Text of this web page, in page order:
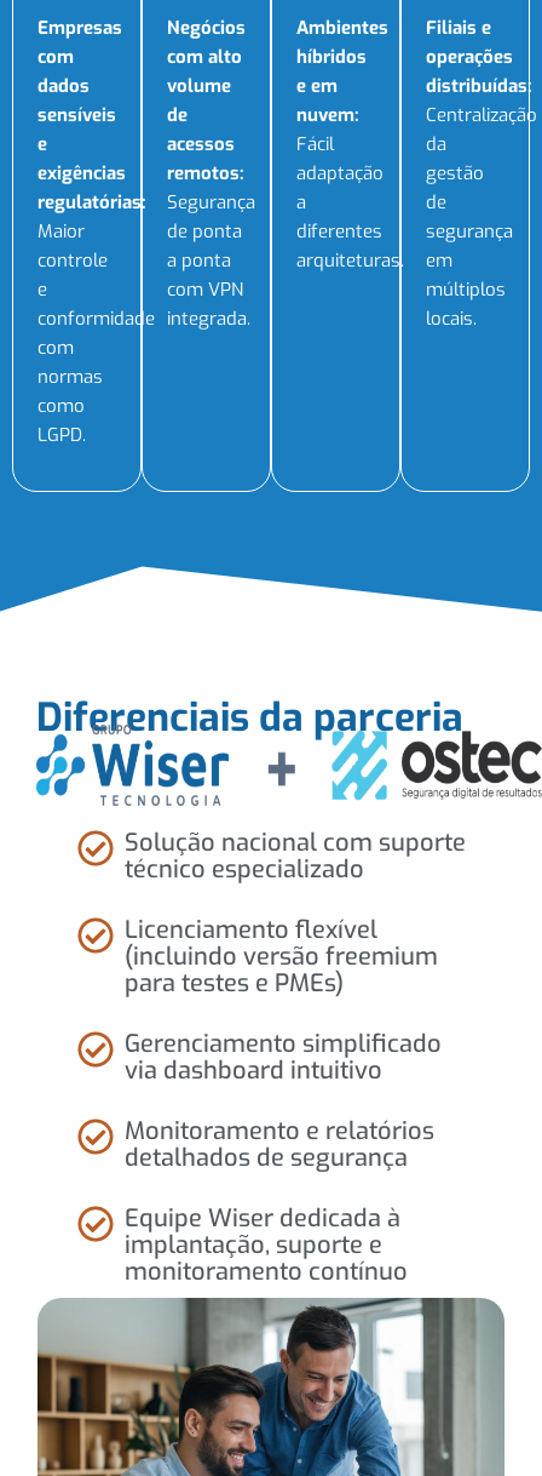
Empresas
com
dados
sensíveis
e
exigências
regulatórias:
Maior
controle
e
conformidade
com
normas
como
LGPD.
Negócios
com alto
volume
de
acessos
remotos:
Segurança
de ponta
a ponta
com VPN
integrada.
Ambientes
híbridos
e em
nuvem:
Fácil
adaptação
a
diferentes
arquiteturas.
Filiais e
operações
distribuídas:
Centralização
da
gestão
de
segurança
em
múltiplos
locais.
Diferenciais da parceria
Solução nacional com suporte
técnico especializado
Licenciamento flexível
(incluindo versão freemium
para testes e PMEs)
Gerenciamento simplificado
via dashboard intuitivo
Monitoramento e relatórios
detalhados de segurança
Equipe Wiser dedicada à
implantação, suporte e
monitoramento contínuo